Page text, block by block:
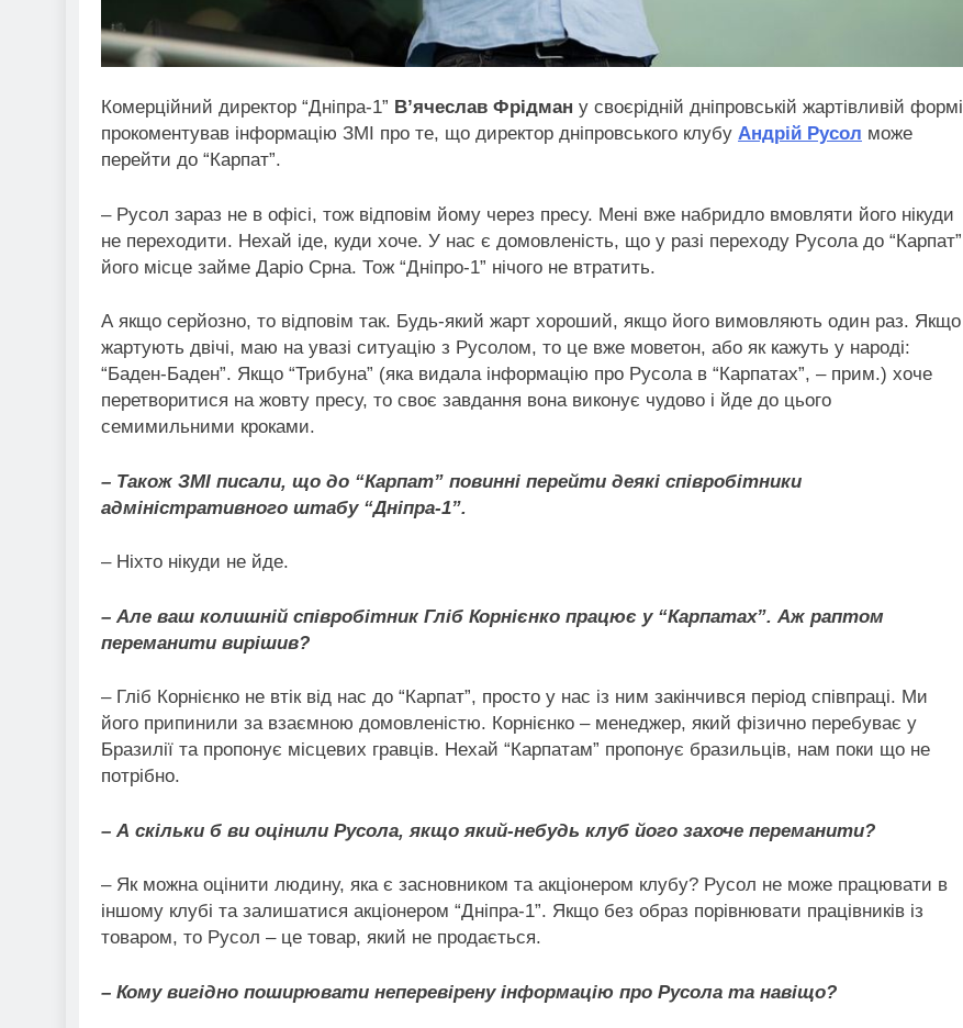
Комерційний директор “Дніпра-1” В’ячеслав Фрідман у своєрідній дніпровській жартівливій формі
прокоментував інформацію ЗМІ про те, що директор дніпровського клубу Андрій Русол може
перейти до “Карпат”.
– Русол зараз не в офісі, тож відповім йому через пресу. Мені вже набридло вмовляти його нікуди
не переходити. Нехай іде, куди хоче. У нас є домовленість, що у разі переходу Русола до “Карпат”
його місце займе Даріо Срна. Тож “Дніпро-1” нічого не втратить.
А якщо серйозно, то відповім так. Будь-який жарт хороший, якщо його вимовляють один раз. Якщо
жартують двічі, маю на увазі ситуацію з Русолом, то це вже моветон, або як кажуть у народі:
“Баден-Баден”. Якщо “Трибуна” (яка видала інформацію про Русола в “Карпатах”, – прим.) хоче
перетворитися на жовту пресу, то своє завдання вона виконує чудово і йде до цього
семимильними кроками.
– Також ЗМІ писали, що до “Карпат” повинні перейти деякі співробітники
адміністративного штабу “Дніпра-1”.
– Ніхто нікуди не йде.
– Але ваш колишній співробітник Гліб Корнієнко працює у “Карпатах”. Аж раптом
переманити вирішив?
– Гліб Корнієнко не втік від нас до “Карпат”, просто у нас із ним закінчився період співпраці. Ми
його припинили за взаємною домовленістю. Корнієнко – менеджер, який фізично перебуває у
Бразилії та пропонує місцевих гравців. Нехай “Карпатам” пропонує бразильців, нам поки що не
потрібно.
– А скільки б ви оцінили Русола, якщо який-небудь клуб його захоче переманити?
– Як можна оцінити людину, яка є засновником та акціонером клубу? Русол не може працювати в
іншому клубі та залишатися акціонером “Дніпра-1”. Якщо без образ порівнювати працівників із
товаром, то Русол – це товар, який не продається.
– Кому вигідно поширювати неперевірену інформацію про Русола та навіщо?